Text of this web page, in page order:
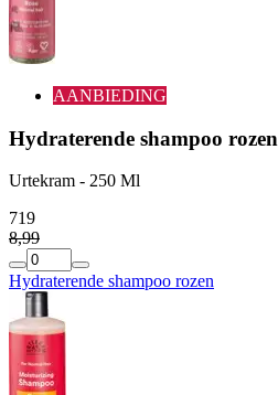
AANBIEDING
Hydraterende shampoo rozen
Urtekram - 250 Ml
719
8,99
Hydraterende shampoo rozen